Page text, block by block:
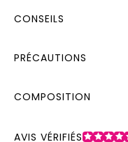
CONSEILS
PRÉCAUTIONS
COMPOSITION
AVIS VÉRIFIÉS